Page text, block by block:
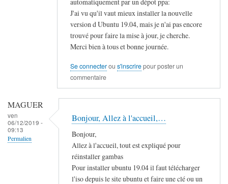
J'ai vu qu'il vaut mieux installer la nouvelle
version d Ubuntu 19.04, mais je n'ai pas encore
trouvé pour faire la mise à jour, je cherche.
Merci bien à tous et bonne journée.
Se connecterou s'inscrirepour poster un
commentaire
MAGUER
ven
06/12/2019 -
09:13
Permalien
Bonjour, Allez à l'accueil,…
Bonjour,
Allez à l'accueil, tout est expliqué pour
réinstaller gambas
Pour installer ubuntu 19.04 il faut télécharger
l'iso depuis le site ubuntu et faire une clé ou un